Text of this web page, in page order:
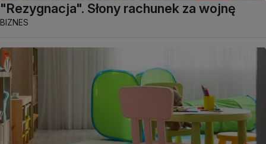
"Rezygnacja". Słony rachunek za wojnę
BIZNES